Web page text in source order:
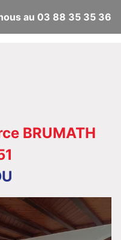
au 03 88 35 35 36
BRUMATH